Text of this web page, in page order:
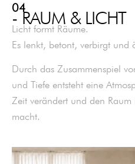
04
- RAUM & LICHT
Licht formt Räume.
Es lenkt, betont, verbirgt und
Durch das Zusammenspiel
und Tiefe entsteht eine
Zeit verändert und den
macht.